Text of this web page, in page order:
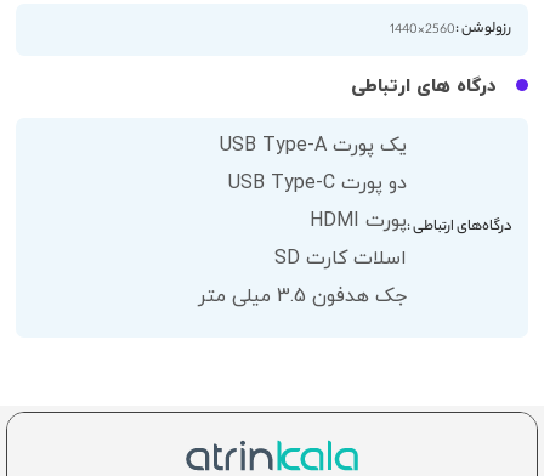
رزولوشن :2560×1440
درگاه های ارتباطی
درگاه‌های ارتباطی :
یک پورت USB Type-A
دو پورت USB Type-C
پورت HDMI
اسلات کارت SD
جک هدفون 3.5 میلی متر